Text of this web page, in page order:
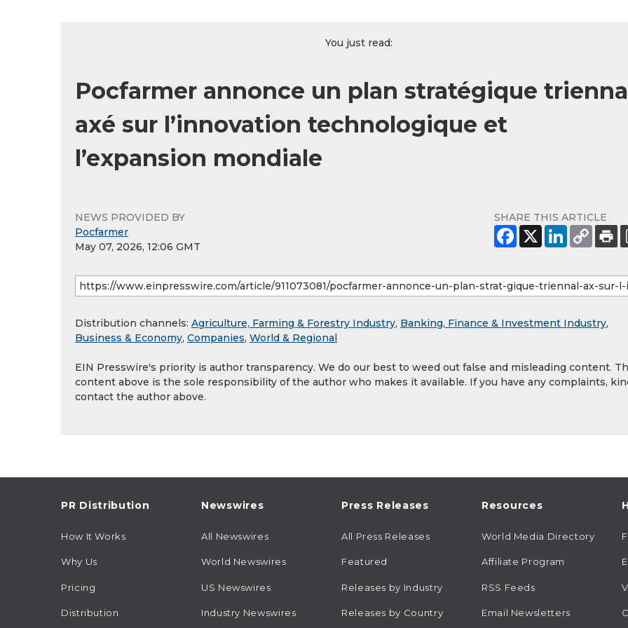
You just read:
Pocfarmer annonce un plan stratégique
axé sur l’innovation technologique et
l’expansion mondiale
NEWS PROVIDED BY
Pocfarmer
May 07, 2026, 12:06 GMT
SHARE THIS ARTICLE
Distribution channels: Agriculture, Farming & Forestry Industry, Banking, Finance & Investment Industry,
Business & Economy, Companies, World & Regional
EIN Presswire's priority is author transparency. We do our best to weed out false and misleading content.
content above is the sole responsibility of the author who makes it available. If you have any complaints,
contact the author above.
PR Distribution
How It Works
Why Us
Pricing
Distribution
Newswires
All Newswires
World Newswires
US Newswires
Industry Newswires
Press Releases
All Press Releases
Featured
Releases by Industry
Releases by Country
Resources
World Media Directory
Affiliate Program
RSS Feeds
Email Newsletters